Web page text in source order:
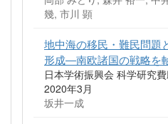
幾, 市川 顕
地中海の移民・難民問題
形成―南欧諸国の戦略を
日本学術振興会 科学研究
2020年3月
坂井一成